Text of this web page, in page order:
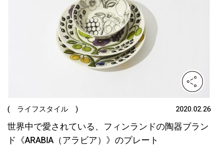
( ライフスタイル ) 2020.02.26
世界中で愛されている、フィンランドの陶器ブラン
ド《ARABIA（アラビア）》のプレート